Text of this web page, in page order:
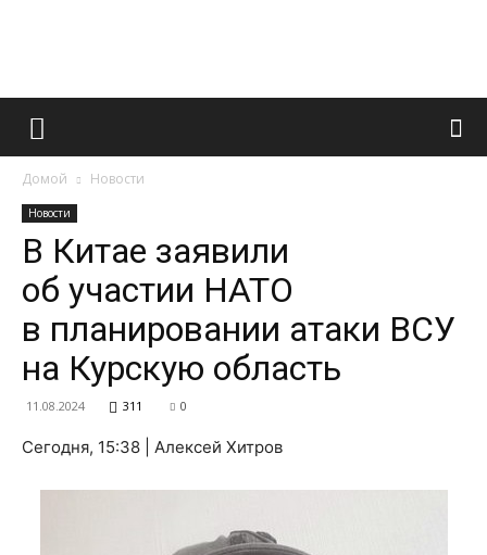
Французский
и
о
Домой Новости
Новости
В Китае заявили
об участии НАТО
в планировании атаки ВСУ
на Курскую область
11.08.2024 311 0
Сегодня, 15:38 | Алексей Хитров